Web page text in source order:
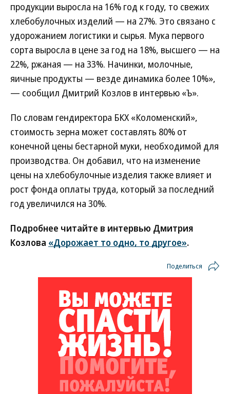
продукции выросла на 16% год к году, то свежих
хлебобулочных изделий — на 27%. Это связано с
удорожанием логистики и сырья. Мука первого
сорта выросла в цене за год на 18%, высшего — на
22%, ржаная — на 33%. Начинки, молочные,
яичные продукты — везде динамика более 10%»,
— сообщил Дмитрий Козлов в интервью «Ъ».
По словам гендиректора БКХ «Коломенский»,
стоимость зерна может составлять 80% от
конечной цены бестарной муки, необходимой для
производства. Он добавил, что на изменение
цены на хлебобулочные изделия также влияет и
рост фонда оплаты труда, который за последний
год увеличился на 30%.
Подробнее читайте в интервью Дмитрия
Козлова «Дорожает то одно, то другое».
Поделиться